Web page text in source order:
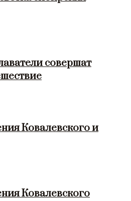
совершат
Ковалевского и
Ковалевского